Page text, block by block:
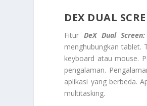
DEX DUAL
Fitur DeX Dual
menghubungkan tablet.
keyboard atau mouse.
pengalaman.
aplikasi yang berbeda.
multitasking.